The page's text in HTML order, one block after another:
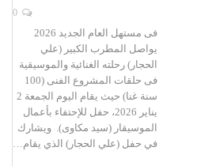
فى مستهل العام الجديد 2026
يواصل المطرب الكبير (علي
الحجار) رحلته الغنائية والموسيقية
فى حلقات المشروع الفنى (100
سنة غنا) حيث يقام اليوم الجمعة 2
يناير 2026، حفل للإحتفاء بأعمال
الموسيقار (سيد مكاوى). ويشارك
في حفل (علي الحجار) الذي يقام…